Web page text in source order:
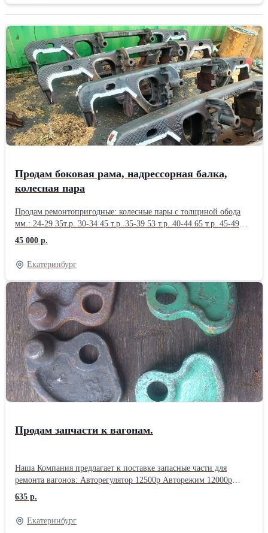
запросу.
Продам боковая рама, надрессорная балка,
колесная пара
Продам ремонтопригодные: колесные пары с толщиной обода
мм.: 24-29 35т.р. 30-34 45 т.р. 35-39 53 т.р. 40-44 65 т.р. 45-49
84т.р. 50-54 100т.р. 55-59 115т.р. 60-64 130т.р. 65-69 150т.р. 70+
165т.р СОНК 275т.р. боковую раму -2020-24гг. 98.р. -2010-19гг
79т.р. -2005-09гг 71т.р. -2000-04гг 63т.р. -1997-99гг 45т.р.
надрессорные балки -2020-24гг. 95т.р. -2010-18гг. 79т.р. -2005-
09гг 67т.р. -2000-04гг. 61т.р. -1997-99гг. 45т.р. E-mail:
zm11@mail.ru Веб-сайт: https://www.ooovss.ru/vagonzap Тел./факс:
(343) 2478483
45 000 р.
Екатеринбург
Продам запчасти к вагонам.
Наша Компания предлагает к поставке запасные части для
ремонта вагонов: Авторегулятор 12500р Авторежим 12000р
Балочка авторежима 2500р Башмак горочный 8739.00сб 2450р.
Борта платформы, комплект 10 шт. 163000р. Бирка роликовой
буксы 15 р Болт колпака скользуна 165р Валик подвески
башмака 425р Закидка люка полувагона 1075р Клин Ханина
635 р.
Екатеринбург